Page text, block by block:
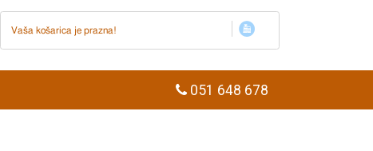
Vaša košarica je prazna!
051 648 678